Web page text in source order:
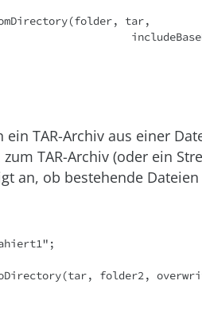
tar,
ein TAR-Archiv aus einer
TAR-Archiv (oder ein
an, ob bestehende
folder2,